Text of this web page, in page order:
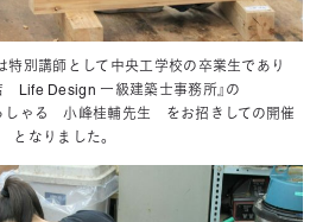
特別講師として中央工学校の卒業生であり
Life Design 一級建築士事務所』の
しゃる 小峰桂輔先生 をお招きしての開催
となりました。